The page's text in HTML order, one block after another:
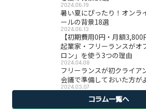
2024.06.19
暑い夏にぴったり！オンラ
ールの背景18選
2024.06.13
【初期費用0円・月額
起業家・フリーランスがオ
ロン」を使う3つの理由
2024.04.08
フリーランスが初クライア
会議で準備しておいた方が
2024.03.07
コラム一覧へ